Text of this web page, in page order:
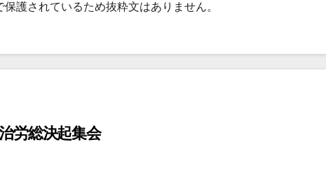
護されているため抜粋文はありません。
労総決起集会